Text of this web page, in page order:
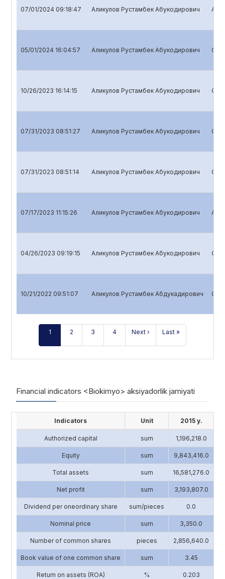
07/01/2024 09:18:47 Аликулов Рустамбек Абукодирович
05/01/2024 16:04:57 Аликулов Рустамбек Абукодирович
10/26/2023 16:14:15 Аликулов Рустамбек Абукодирович
07/31/2023 08:51:27 Аликулов Рустамбек Абукодирович
07/31/2023 08:51:14 Аликулов Рустамбек Абукодирович
07/17/2023 11:15:26 Аликулов Рустамбек Абукодирович
04/26/2023 09:19:15 Аликулов Рустамбек Абукодирович
10/21/2022 09:51:07 Аликулов Рустамбек Абдукадирович
1 2 3 4 Next › Last »
Financial indicators <Biokimyo> aksiyadorlik jamiyati
Indicators Unit 2015 y.
Authorized capital sum 1,196,218.0
Equity sum 9,843,416.0
Total assets sum 16,581,276.0
Net profit sum 3,193,807.0
Dividend per oneordinary share sum/pieces 0.0
Nominal price sum 3,350.0
Number of common shares pieces 2,856,640.0
Book value of one common share sum 3.45
Return on assets (ROA) % 0.203